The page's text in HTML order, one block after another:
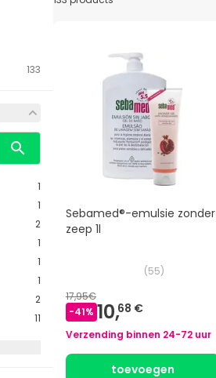
133
1
1
2
1
1
1
2
11
Sebamed®-emulsie zonder
zeep 1l
(55)
17,95€
-41% 10,68 €
Verzending binnen 24-72 uur
toevoegen